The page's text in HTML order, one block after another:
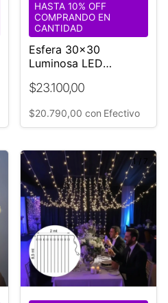
Esfera 30x30
Luminosa LED
Bodas y Eventos
$23.100,00
HASTA 10% OFF
COMPRANDO EN
CANTIDAD
$20.790,00 con Efectivo
1 / 7